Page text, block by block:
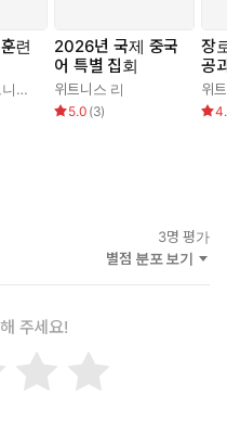
련
리
2026년 국제 중국
어 특별 집회
위트니스 리
5.0 (3)
장
공
위
3명 평가
별점 분포 보기
주세요!